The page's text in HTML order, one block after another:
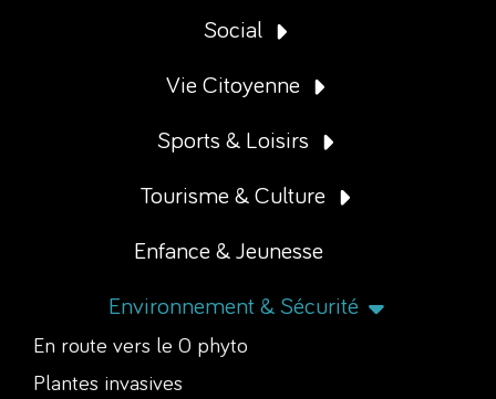
Social
Vie Citoyenne
Sports & Loisirs
Tourisme & Culture
Enfance & Jeunesse
Environnement & Sécurité
En route vers le 0 phyto
Plantes invasives